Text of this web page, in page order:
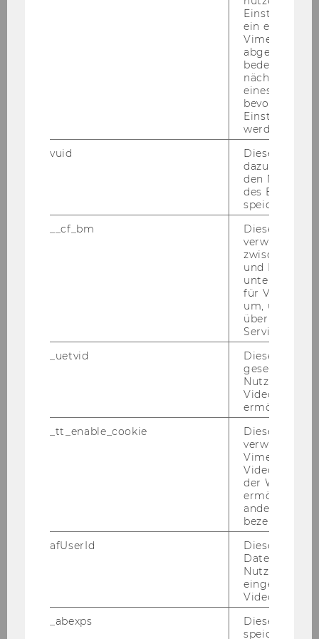
Research Talk by Arnaud De Bruyn,
Bots Bar­gai­ning with Hu­mans: Buil­ding AI
Super-​Bar- gai­ners with Al­go­rith­mic An­thro­po­
Se­ries, we had the pri­vi­le­ge of hos­ting Ar­n­aud
ein
Vimeo-Video
abgespielt
bedeutet,
nächsten
eines Vimeo-
bevorzugten
werden.
vuid
Dieser
dazu
den
des
speichern.
__cf_bm
Dieses
verwendet,
zwischen
und Bots zu
für Vimeo
um, um
über die
Service zu
_uetvid
Dieses
gesetzt, um
Nutzung des
Videoplayers
ermöglichen
_tt_enable_cookie
Dieses
verwendet,
Vimeo-
der WU-
ermöglichen
andere nicht
bezeichnete
afUserId
Dieses
Daten von
Videos
_abexps
Dieses Cookie
speichert